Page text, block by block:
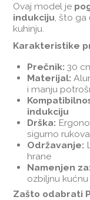
Ovaj model je
indukciju, što ga
kuhinju.
Karakteristike
Prečnik: 30
Materijal:
i manju
indukciju
Drška:
sigurno
Održavanje:
hrane
Namenjen za:
ozbiljnu
Zašto odabrati